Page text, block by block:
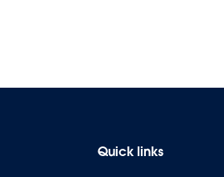
Quick links